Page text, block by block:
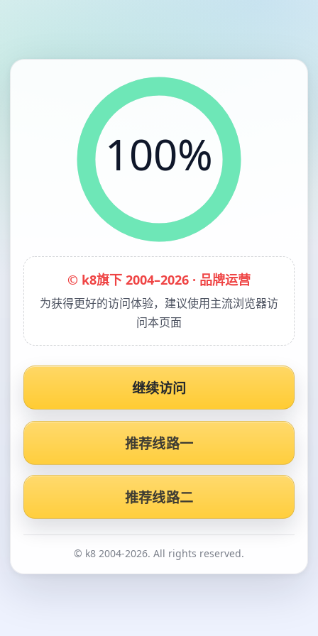
100%
© k8旗下 2004–2026 · 品牌运营
为获得更好的访问体验，建议使用主流浏览器访
问本页面
继续访问
推荐线路一
推荐线路二
© k8 2004-2026. All rights reserved.